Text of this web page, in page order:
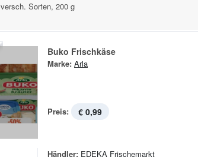
versch. Sorten, 200 g
Buko Frischkäse
Marke: Arla
Preis: € 0,99
Händler: EDEKA Frischemarkt